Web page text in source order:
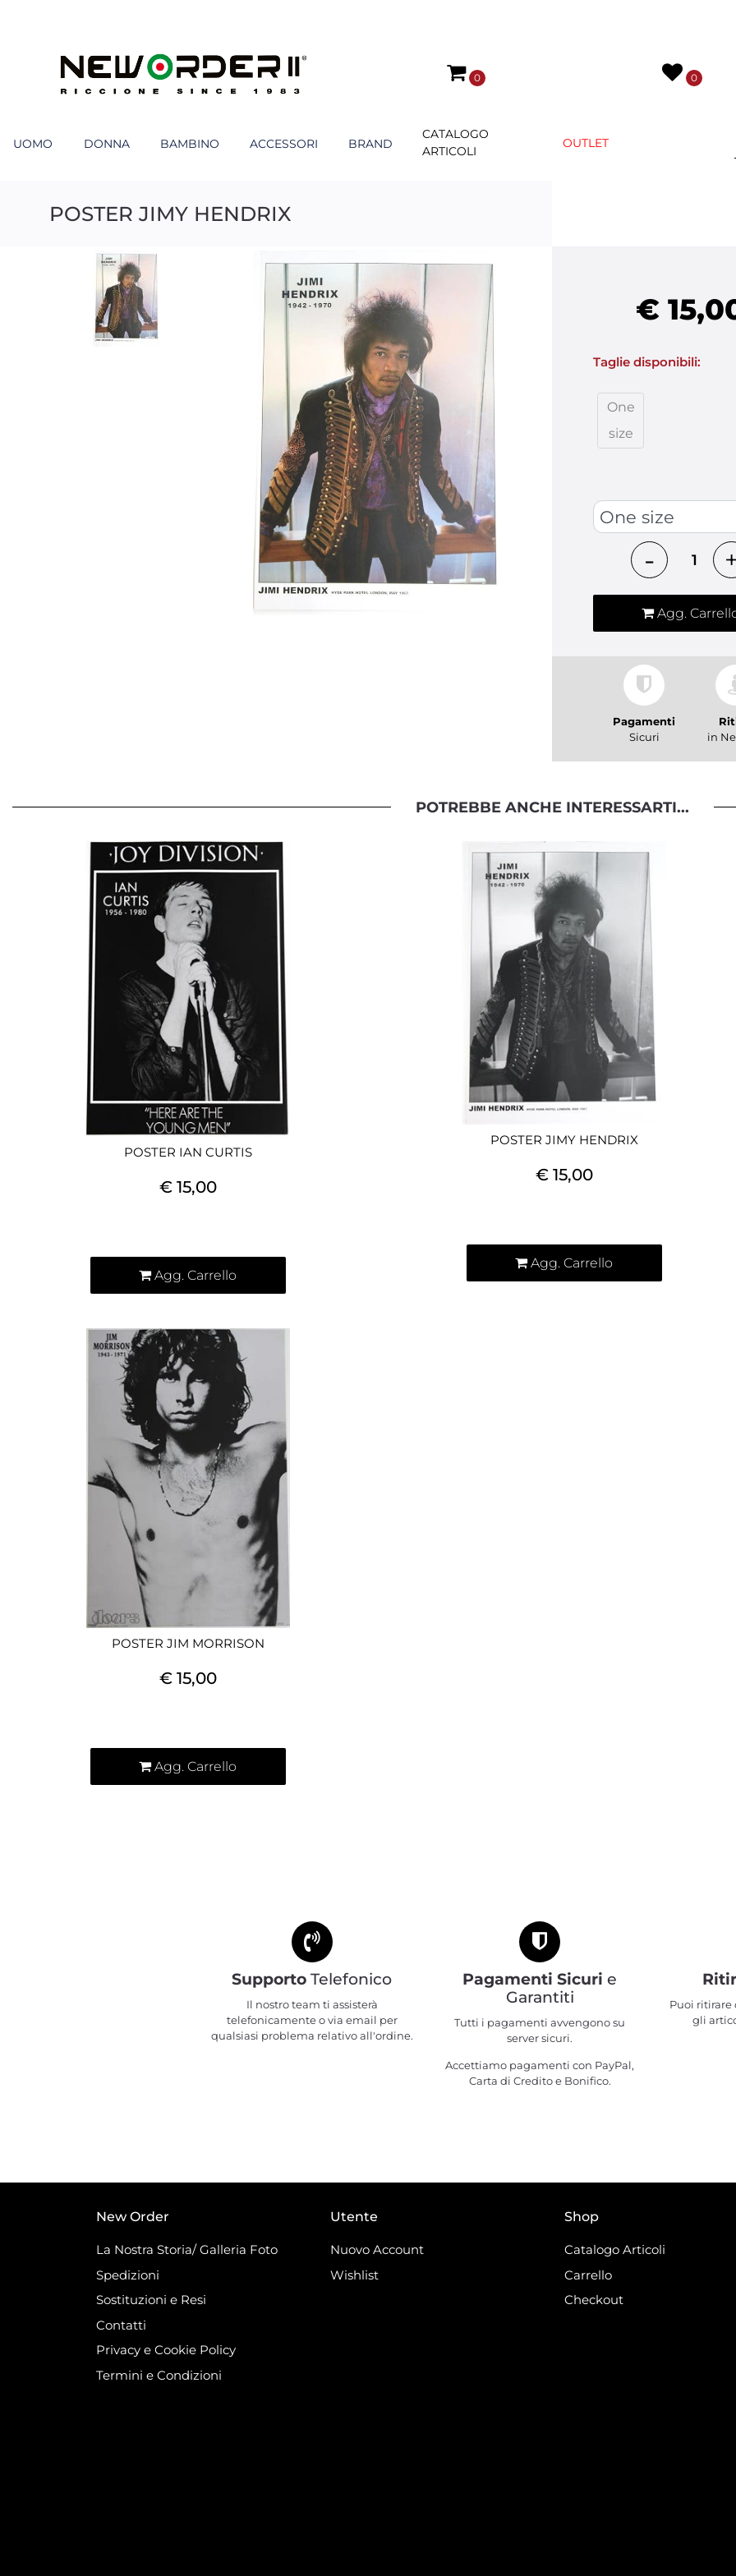
0 0
UOMO DONNA BAMBINO ACCESSORI BRAND
CATALOGO
ARTICOLI
OUTLET
POSTER JIMY HENDRIX
€
Taglie disponibili:
One
size
Quantità
Agg.
Pagamenti
Sicuri
in
POTREBBE ANCHE INTERESSARTI...
POSTER IAN CURTIS
€ 15,00
Agg. Carrello
POSTER JIMY HENDRIX
€ 15,00
Agg. Carrello
POSTER JIM MORRISON
€ 15,00
Agg. Carrello
Supporto Telefonico
Il nostro team ti assisterà
telefonicamente o via email per
qualsiasi problema relativo all'ordine.
Pagamenti Sicuri e
Garantiti
Tutti i pagamenti avvengono su
server sicuri.
Accettiamo pagamenti con PayPal,
Carta di Credito e Bonifico.
Puoi
gli
New Order
La Nostra Storia/ Galleria Foto
Spedizioni
Sostituzioni e Resi
Contatti
Privacy e Cookie Policy
Termini e Condizioni
Utente
Nuovo Account
Wishlist
Shop
Catalogo Articoli
Carrello
Checkout